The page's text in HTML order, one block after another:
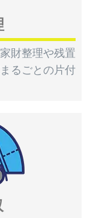
財整理や残置
るごとの片付